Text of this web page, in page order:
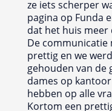
ze iets scherper
pagina op Funda
dat het huis meer
De communicatie
prettig en we
gehouden van de
dames op
hebben op alle
Kortom een